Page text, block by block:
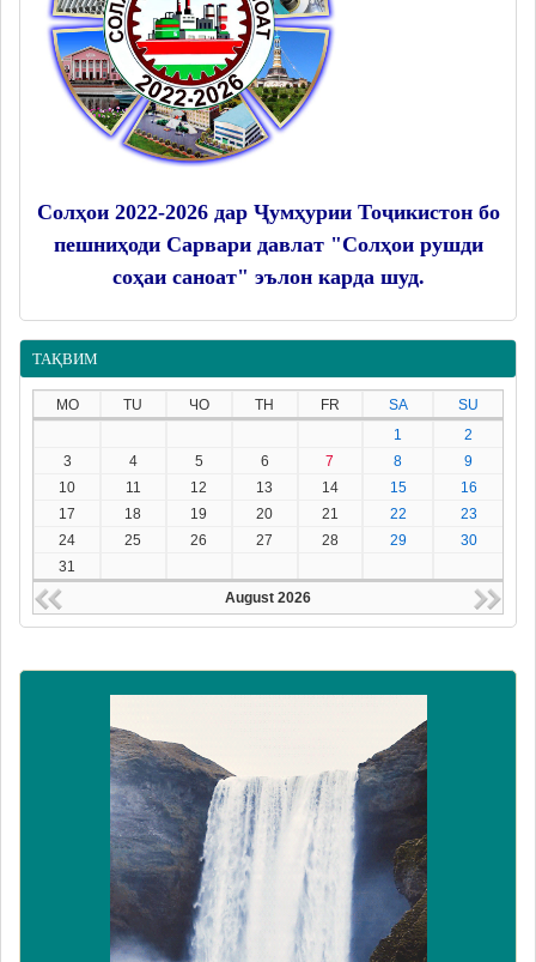
Солҳои 2022-2026 дар Ҷумҳурии Тоҷикистон бо
пешниҳоди Сарвари давлат "Солҳои рушди
соҳаи саноат" эълон карда шуд.
ТАҚВИМ
MO TU ЧО TH FR SA
SU
1
2
3
4 5 6 7 8
9
10
11 12 13 14 15
16
17
18 19 20 21 22
23
24
25 26 27 28 29
30
31
August 2026